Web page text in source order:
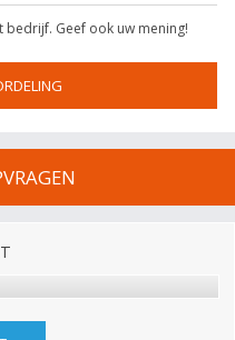
Geef ook uw mening!